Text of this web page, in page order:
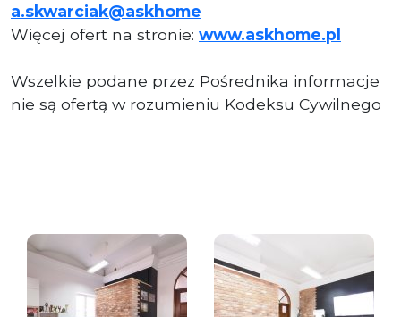
a.skwarciak@askhome
Więcej ofert na stronie: www.askhome.pl
Wszelkie podane przez Pośrednika informacje
nie są ofertą w rozumieniu Kodeksu Cywilnego